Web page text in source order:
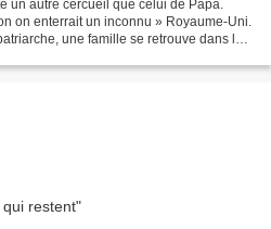
un autre cercueil que celui de Papa.
on enterrait un inconnu » Royaume-Uni.
une famille se retrouve dans la